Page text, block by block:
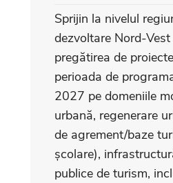
Sprijin la nivelul
dezvoltare Nord-
pregătirea de
perioada de
2027 pe domeniile
urbană, regenerare
de agrement/baze
școlare),
publice de turism,